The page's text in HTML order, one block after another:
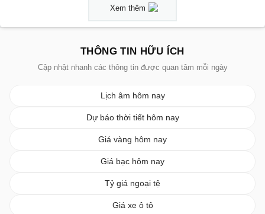
Xem thêm
THÔNG TIN HỮU ÍCH
Cập nhật nhanh các thông tin được quan tâm mỗi ngày
Lịch âm hôm nay
Dự báo thời tiết hôm nay
Giá vàng hôm nay
Giá bạc hôm nay
Tỷ giá ngoại tệ
Giá xe ô tô